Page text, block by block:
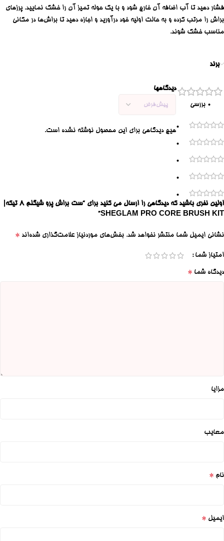
فشار دهید تا آب اضافه آن خارج شود و با یک حوله تمیز آن را خشک نمایید. پرزهای
براش را مرتب کرده و به حالت اولیه خود درآورید و اجازه دهید تا براش‌ها در مکانی
مناسب خشک شوند.
برند
0 بررسی
0
0
0
0
0
دیدگاهها
هیچ دیدگاهی برای این محصول نوشته نشده است.
اولین نفری باشید که دیدگاهی را ارسال می کنید برای “ست براش پرو شیگلم 8 تیکه|
SHEGLAM PRO CORE BRUSH KIT”
نشانی ایمیل شما منتشر نخواهد شد. بخش‌های موردنیاز علامت‌گذاری شده‌اند *
امتیاز شما
دیدگاه شما *
مزایا
معایب
نام *
ایمیل *